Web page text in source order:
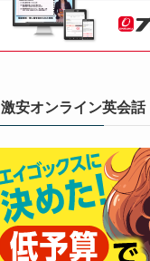
激安オンライン英会話